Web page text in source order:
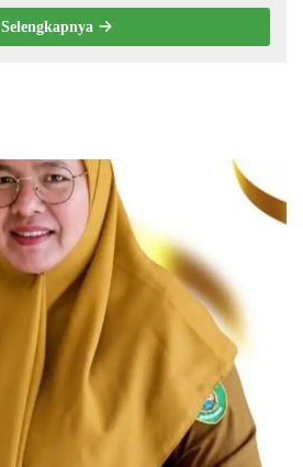
Kabupaten Musi Rawas Tahun
Anggaran 2025.
Selengkapnya